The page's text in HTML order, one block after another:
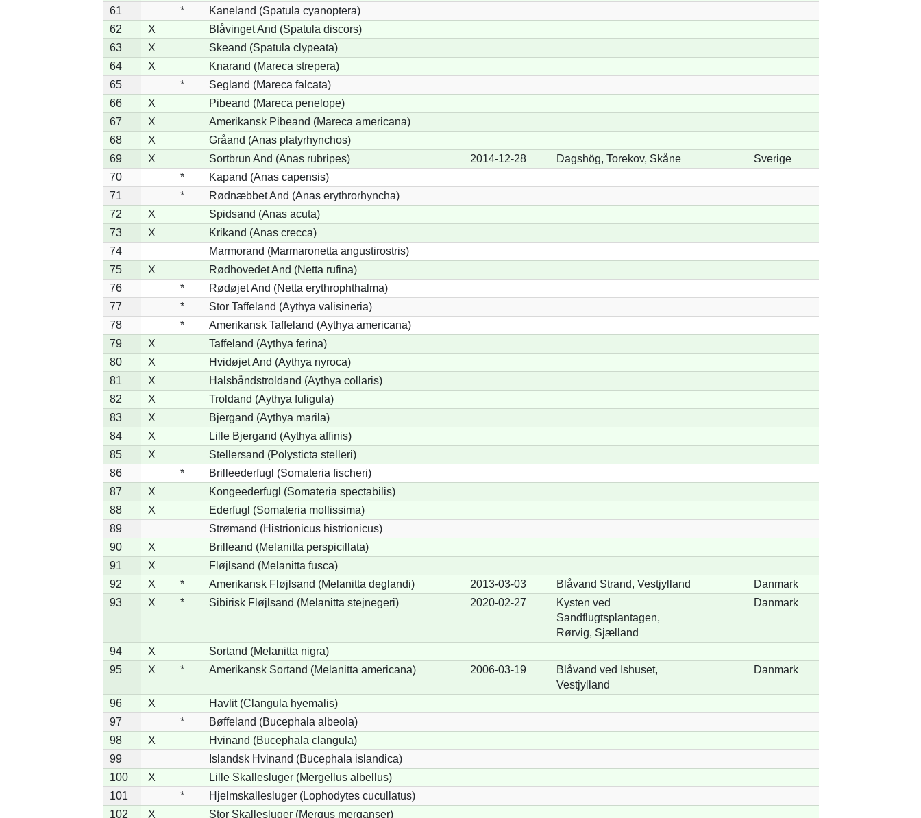
61
*
Kaneland (Spatula cyanoptera)
62
X
Blåvinget And (Spatula discors)
63
X
Skeand (Spatula clypeata)
64
X
Knarand (Mareca strepera)
65
*
Segland (Mareca falcata)
66
X
Pibeand (Mareca penelope)
67
X
Amerikansk Pibeand (Mareca americana)
68
X
Gråand (Anas platyrhynchos)
69
X Sortbrun And (Anas rubripes) 2014-12-28 Dagshög, Torekov, Skåne
Sverige
70
*
Kapand (Anas capensis)
71
*
Rødnæbbet And (Anas erythrorhyncha)
72
X
Spidsand (Anas acuta)
73
X
Krikand (Anas crecca)
74
Marmorand (Marmaronetta angustirostris)
75
X
Rødhovedet And (Netta rufina)
76
*
Rødøjet And (Netta erythrophthalma)
77
*
Stor Taffeland (Aythya valisineria)
78
*
Amerikansk Taffeland (Aythya americana)
79
X
Taffeland (Aythya ferina)
80
X
Hvidøjet And (Aythya nyroca)
81
X
Halsbåndstroldand (Aythya collaris)
82
X
Troldand (Aythya fuligula)
83
X
Bjergand (Aythya marila)
84
X
Lille Bjergand (Aythya affinis)
85
X
Stellersand (Polysticta stelleri)
86
*
Brilleederfugl (Somateria fischeri)
87
X
Kongeederfugl (Somateria spectabilis)
88
X
Ederfugl (Somateria mollissima)
89
Strømand (Histrionicus histrionicus)
90
X
Brilleand (Melanitta perspicillata)
91
X
Fløjlsand (Melanitta fusca)
92
X * Amerikansk Fløjlsand (Melanitta deglandi) 2013-03-03 Blåvand Strand, Vestjylland
Danmark
93
X * Sibirisk Fløjlsand (Melanitta stejnegeri) 2020-02-27
Kysten ved
Sandflugtsplantagen,
Rørvig, Sjælland
Danmark
94 X
Sortand (Melanitta nigra)
95
X * Amerikansk Sortand (Melanitta americana) 2006-03-19
Blåvand ved Ishuset,
Vestjylland
Danmark
96 X
Havlit (Clangula hyemalis)
97
*
Bøffeland (Bucephala albeola)
98
X
Hvinand (Bucephala clangula)
99
Islandsk Hvinand (Bucephala islandica)
100
X
Lille Skallesluger (Mergellus albellus)
101
*
Hjelmskallesluger (Lophodytes cucullatus)
102
X Stor Skallesluger (Mergus merganser)